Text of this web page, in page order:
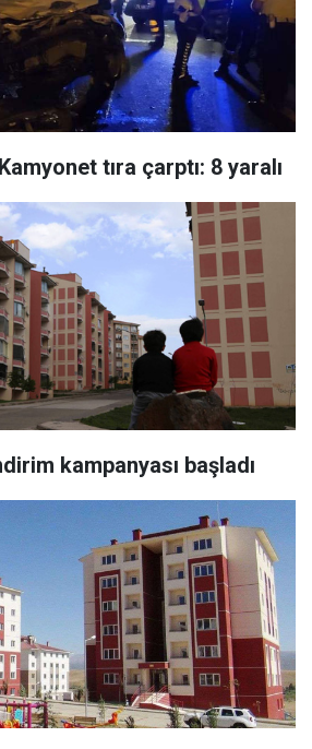
tıra çarptı: 8 yaralı
kampanyası başladı